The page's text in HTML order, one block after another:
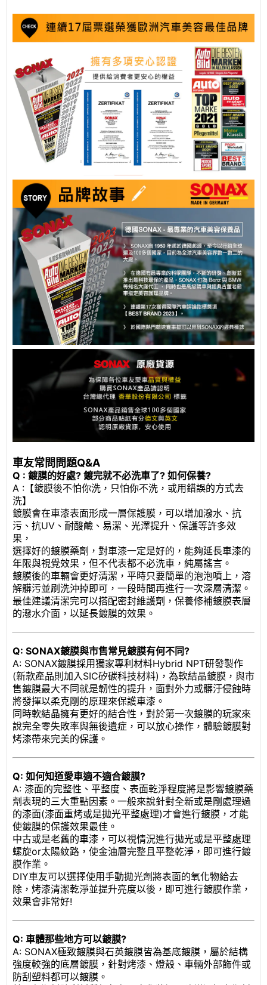
車友常問問題Q&A
Q : 鍍膜的好處? 鍍完就不必洗車了? 如何保養?
A :【鍍膜後不怕你洗，只怕你不洗，或用錯誤的方式去
洗】
鍍膜會在車漆表面形成一層保護膜，可以增加潑水、抗
污、抗UV、耐酸鹼、易潔、光澤提升、保護等許多效
果，
選擇好的鍍膜藥劑，對車漆一定是好的，能夠延長車漆的
年限與視覺效果，但不代表都不必洗車，純屬謠言。
鍍膜後的車輛會更好清潔，平時只要簡單的泡泡噴上，溶
解髒污並刷洗沖掉即可， 一段時間再進行一次深層清潔。
最佳建議清潔完可以搭配密封維護劑，保養修補鍍膜表層
的潑水介面，以延長鍍膜的效果。
Q: SONAX鍍膜與市售常見鍍膜有何不同?
A: SONAX鍍膜採用獨家專利材料Hybrid NPT研發製作
(新款產品則加入SIC矽碳科技材料)，為軟結晶鍍膜，與市
售鍍膜最大不同就是韌性的提升，面對外力或髒汙侵蝕時
將發揮以柔克剛的原理來保護車漆。
同時軟結晶擁有更好的結合性，對於第一次鍍膜的玩家來
說完全零失敗率與無後遺症，可以放心操作，體驗鍍膜對
烤漆帶來完美的保護。
Q: 如何知道愛車適不適合鍍膜?
A: 漆面的完整性、平整度、表面乾淨程度將是影響鍍膜藥
劑表現的三大重點因素。一般來說針對全新或是剛處理過
的漆面(漆面重烤或是拋光平整處理)才會進行鍍膜，才能
使鍍膜的保護效果最佳。
中古或是老舊的車漆，可以視情況進行拋光或是平整處理
螺旋or太陽紋路，使金油層完整且平整乾淨，即可進行鍍
膜作業。
DIY車友可以選擇使用手動拋光劑將表面的氧化物給去
除，烤漆清潔乾淨並提升亮度以後，即可進行鍍膜作業，
效果會非常好!
Q: 車體那些地方可以鍍膜?
A: SONAX極致鍍膜與石英鍍膜皆為基底鍍膜，屬於結構
強度較強的底層鍍膜，針對烤漆、燈殼、車輛外部飾件或
防刮塑料都可以鍍膜。